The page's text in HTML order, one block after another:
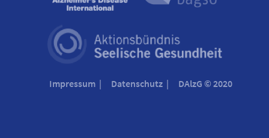
Impressum Datenschutz DAlzG © 2020